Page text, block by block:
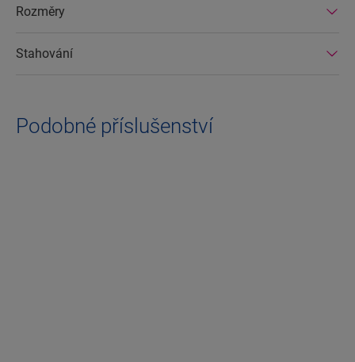
Rozměry
Stahování
Podobné příslušenství